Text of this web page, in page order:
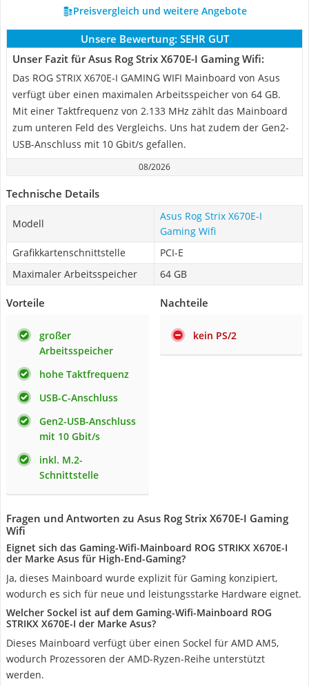
Preisvergleich und weitere Angebote
Unsere Bewertung: SEHR GUT
Unser Fazit für Asus Rog Strix X670E-I Gaming Wifi:
Das ROG STRIX X670E-I GAMING WIFI Mainboard von Asus
verfügt über einen maximalen Arbeitsspeicher von 64 GB.
Mit einer Taktfrequenz von 2.133 MHz zählt das Mainboard
zum unteren Feld des Vergleichs. Uns hat zudem der Gen2-
USB-Anschluss mit 10 Gbit/s gefallen.
08/2026
Technische Details
Modell
Asus Rog Strix X670E-I
Gaming Wifi
Grafikkartenschnittstelle
PCI-E
Maximaler Arbeitsspeicher
64 GB
Vorteile
großer
Arbeitsspeicher
hohe Taktfrequenz
USB-C-Anschluss
Gen2-USB-Anschluss
mit 10 Gbit/s
inkl. M.2-
Schnittstelle
Nachteile
kein PS/2
Fragen und Antworten zu Asus Rog Strix X670E-I Gaming
Wifi
Eignet sich das Gaming-Wifi-Mainboard ROG STRIKX X670E-I
der Marke Asus für High-End-Gaming?
Ja, dieses Mainboard wurde explizit für Gaming konzipiert,
wodurch es sich für neue und leistungsstarke Hardware eignet.
Welcher Sockel ist auf dem Gaming-Wifi-Mainboard ROG
STRIKX X670E-I der Marke Asus?
Dieses Mainboard verfügt über einen Sockel für AMD AM5,
wodurch Prozessoren der AMD-Ryzen-Reihe unterstützt
werden.